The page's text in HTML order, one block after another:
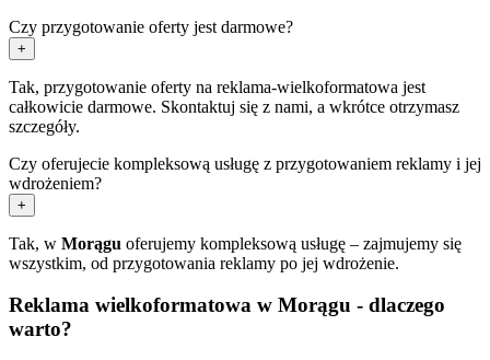
Czy przygotowanie oferty jest darmowe?
+
Tak, przygotowanie oferty na reklama-wielkoformatowa jest
całkowicie darmowe. Skontaktuj się z nami, a wkrótce otrzymasz
szczegóły.
Czy oferujecie kompleksową usługę z przygotowaniem reklamy i jej
wdrożeniem?
+
Tak, w Morągu oferujemy kompleksową usługę – zajmujemy się
wszystkim, od przygotowania reklamy po jej wdrożenie.
Reklama wielkoformatowa w Morągu - dlaczego
warto?